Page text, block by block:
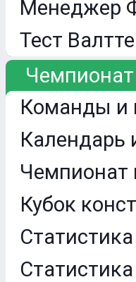
Менеджер
Тест
Чемпионат
Команды и
Календарь
Чемпионат
Кубок